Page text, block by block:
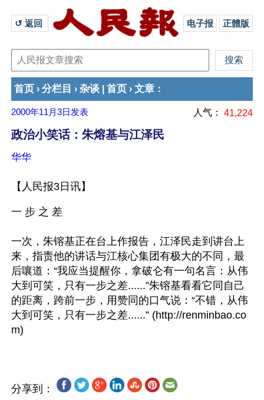
↺ 返回 电子报 正體版
首页 › 分栏目 › 杂谈 首页 › 文章 ：
2000年11月3日 发表 人气： 41,224
政治小笑话：朱熔基与江泽民
华华
【人民报3日讯】
一 步 之 差
一次，朱镕基正在台上作报告，江泽民走到讲台上
来，指责他的讲话与江核心集团有极大的不同，最
后嚷道：“我应当提醒你，拿破仑有一句名言：从伟
大到可笑，只有一步之差......”朱镕基看看它同自己
的距离，跨前一步，用赞同的口气说：“不错，从伟
大到可笑，只有一步之差......” (http://renminbao.co
分享到：